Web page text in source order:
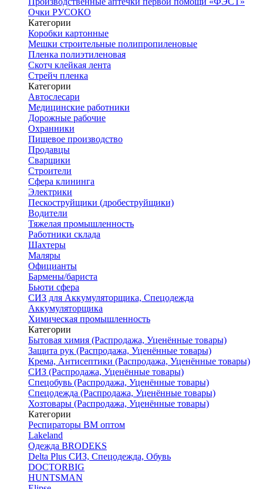
Очки РУСОКО
Категории
Коробки картонные
Мешки строительные полипропиленовые
Пленка полиэтиленовая
Скотч клейкая лента
Стрейч пленка
Категории
Автослесари
Медицинские работники
Дорожные рабочие
Охранники
Пищевое производство
Продавцы
Сварщики
Строители
Сфера клининга
Электрики
Пескоструйщики (дробеструйщики)
Водители
Тяжелая промышленность
Работники склада
Шахтеры
Маляры
Официанты
Бармены/бариста
Бьюти сфера
СИЗ для Аккумуляторщика, Спецодежда
Аккумуляторщика
Химическая промышленность
Категории
Бытовая химия (Распродажа, Уценённые товары)
Защита рук (Распродажа, Уценённые товары)
Крема, Антисептики (Распродажа, Уценённые товары)
СИЗ (Распродажа, Уценённые товары)
Спецобувь (Распродажа, Уценённые товары)
Спецодежда (Распродажа, Уценённые товары)
Хозтовары (Распродажа, Уценённые товары)
Категории
Респираторы ВМ оптом
Lakeland
Одежда BRODEKS
Delta Plus СИЗ, Спецодежда, Обувь
DOCTORBIG
HUNTSMAN